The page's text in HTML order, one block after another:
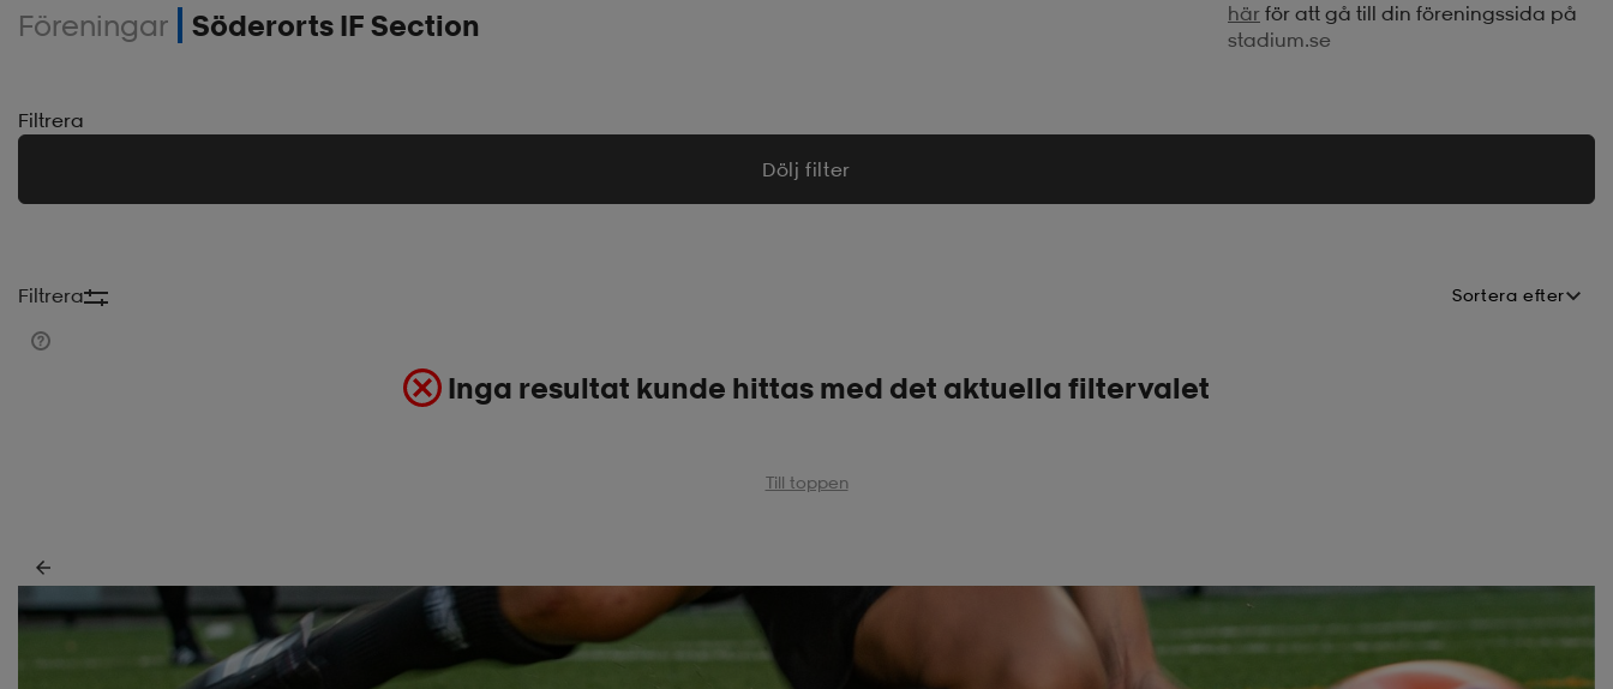
Föreningar Söderorts IF Section
här för att gå till din föreningssida på
stadium.se
Filtrera
Dölj filter
Filtrera Sortera efter
Inga resultat kunde hittas med det aktuella filtervalet
Till toppen